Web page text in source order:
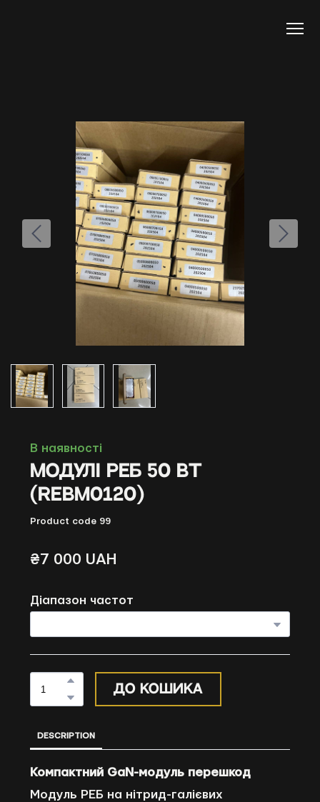
В наявності
Модулі РЕБ 50 Вт
(REBM0120)
Product code 99
₴7 000 UAH
Діапазон частот
до кошика
DESCRIPTION
Компактний GaN-модуль перешкод
Модуль РЕБ на нітрид-галієвих